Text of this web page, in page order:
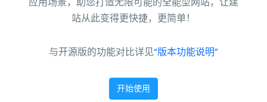
站从此变得更快捷，更简单！
与开源版的功能对比详见“版本功能说明”
开始使用